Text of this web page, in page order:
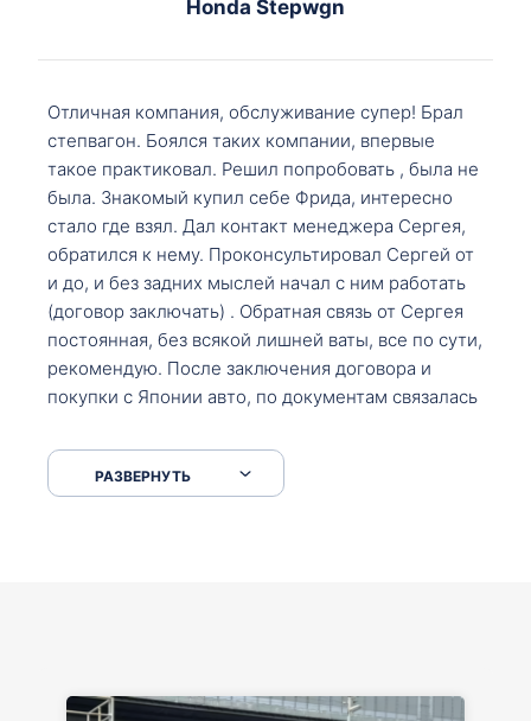
Honda Stepwgn
Отличная компания, обслуживание супер! Брал
степвагон. Боялся таких компании, впервые
такое практиковал. Решил попробовать , была не
была. Знакомый купил себе Фрида, интересно
стало где взял. Дал контакт менеджера Сергея,
обратился к нему. Проконсультировал Сергей от
и до, и без задних мыслей начал с ним работать
(договор заключать) . Обратная связь от Сергея
постоянная, без всякой лишней ваты, все по сути,
рекомендую. После заключения договора и
покупки с Японии авто, по документам связалась
что заполнить, куда зайти, образцы и т.д. После
приехал за авто. Меня тепло встретили Сергей с
РАЗВЕРНУТЬ